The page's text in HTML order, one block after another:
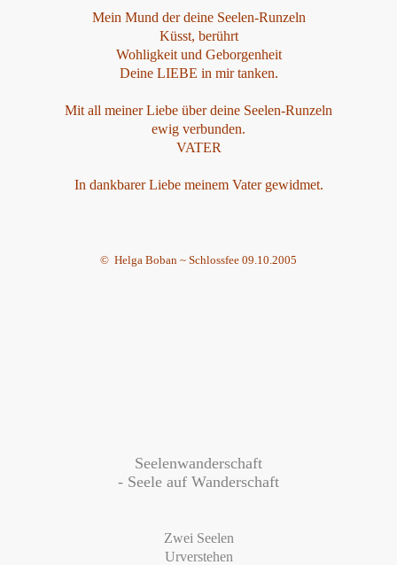
Mein Mund der deine Seelen-Runzeln
Küsst, berührt
Wohligkeit und Geborgenheit
Deine LIEBE in mir tanken.
Mit all meiner Liebe über deine Seelen-Runzeln
ewig verbunden.
VATER
In dankbarer Liebe meinem Vater gewidmet.
© Helga Boban ~ Schlossfee 09.10.2005
Seelenwanderschaft
- Seele auf Wanderschaft
Zwei Seelen
Urverstehen